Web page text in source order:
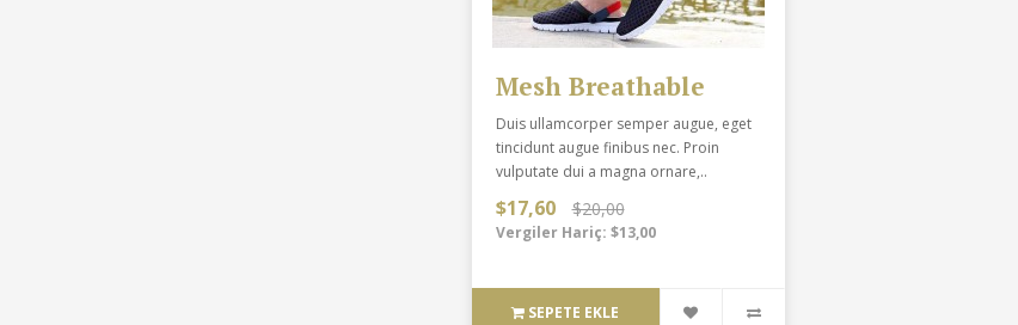
Mesh Breathable
Duis ullamcorper semper augue, eget
tincidunt augue finibus nec. Proin
vulputate dui a magna ornare,..
$17,60 $20,00
Vergiler Hariç: $13,00
SEPETE EKLE